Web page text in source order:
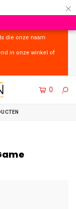
×
die onze naam
in onze winkel of
0